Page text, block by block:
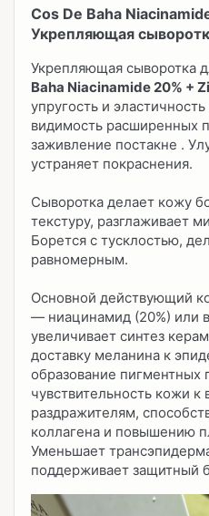
Cos De Baha
Укрепляющая
Укрепляющая сыворотка
Baha Niacinamide 20% +
упругость и
видимость расширенных
заживление постакне .
устраняет покраснения.
Сыворотка делает кожу
текстуру, разглаживает
Борется с тусклостью,
равномерным.
Основной действующий
— ниацинамид (20%) или
увеличивает синтез
доставку меланина к
образование пигментных
чувствительность кожи
раздражителям,
коллагена и повышению
Уменьшает
поддерживает защитный